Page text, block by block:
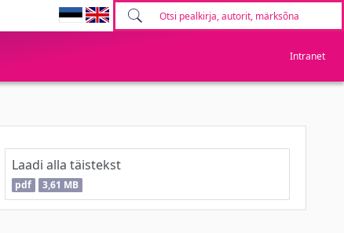
Intranet
Laadi alla täistekst
pdf 3,61 MB